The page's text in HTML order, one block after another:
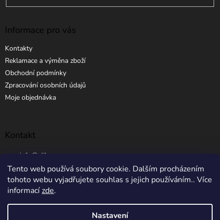
Tento web používá soubory cookie. Dalším procházením
tohoto webu vyjadřujete souhlas s jejich používáním.. Více
informacízde.
Nastavení
Informace pro vás
Kontakty
Reklamace a výměna zboží
Obchodní podmínky
Zpracování osobních údajů
Moje objednávka
Kontakt
info @ elibros.cz
+420 734 184 444